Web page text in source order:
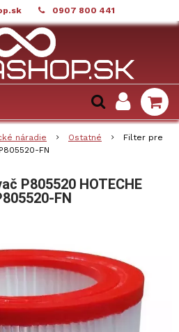
0907 800 441
náradie Ostatné
Filter pre
FN
P805520 HOTECHE
FN